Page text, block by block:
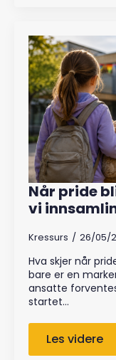
Når pride
vi
Kressurs 26/05/
Hva skjer når
bare er en
ansatte
startet…
Les videre